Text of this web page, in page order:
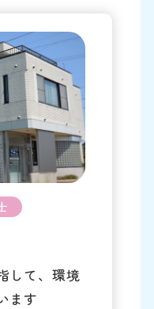
して、環境
ます